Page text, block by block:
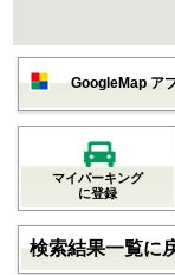
GoogleMap ア
マイパーキング
に登録
検索結果一覧に